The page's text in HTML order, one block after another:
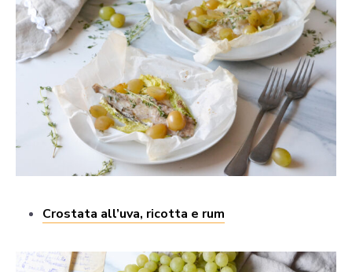
Crostata all’uva, ricotta e rum